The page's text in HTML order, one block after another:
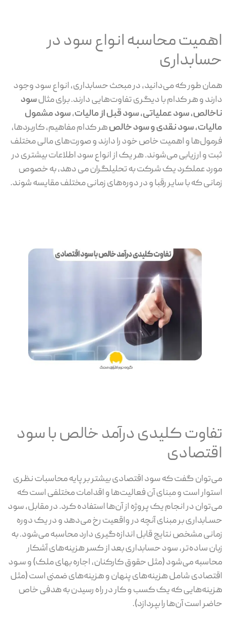
اهمیت محاسبه انواع سود در
حسابداری
همان طور که می‌دانید، در مبحث حسابداری، انواع سود وجود
دارند و هر کدام با دیگری تفاوت‌هایی دارند. برای مثالسود
ناخالص، سود عملیاتی، سود قبل از مالیات،سود مشمول
مالیات، سود نقدی و سود خالصهر کدام مفاهیم، کاربردها،
فرمول‌ها و اهمیت خاص خود را دارند و صورت‌های مالی مختلف
ثبت و ارزیابی می‌شوند. هر یک از انواع سود اطلاعات بیشتری در
مورد عملکرد یک شرکت به تحلیلگران می دهد، به خصوص
زمانی که با سایر رقبا و در دوره‌های زمانی مختلف مقایسه شوند.
تفاوت کلیدی درآمد خالص با سود
اقتصادی
می‌توان گفت که سود اقتصادی بیشتر بر پایه محاسبات نظری
استوار است و مبنای آن فعالیت‌ها و اقدامات مختلفی است که
می‌توان در انجام یک پروژه از آن‌ها استفاده کرد. در مقابل، سود
حسـابداری بر مبنای آنچه در واقعیت رخ می‌دهد و در یک دوره
زمانی مشخص نتایج قابل اندازه‌گیری دارد محاسبه می‌شود. به
زبان ساده‌تر، سود حسابداری بعد از کسر هزینه‌های آشکار
محاسبه می‌شود (مثل حقوق کارکنان، اجاره بهای ملک) و سـود
اقتصادی شامل هزینه‌های پنهان و هزینه‌های ضمنی است (مثل
هزینه‌هایی که یک کسب و کار در راه رسیدن به هدفی خاص
حاضر است آن‌ها را بپردازد).